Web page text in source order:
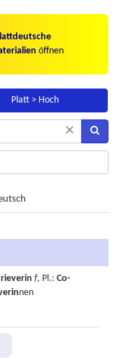
öffnen
Platt > Hoch
×
f, Pl.: Co-
nen